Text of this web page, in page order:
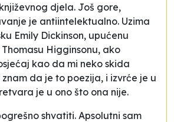
djela. Još gore,
je antiintelektualno. Uzima
Emily Dickinson, upućenu
Higginsonu, ako
kao da mi neko skida
da je to poezija, i izvrće je u
je u ono što ona nije.
shvatiti. Apsolutni sam